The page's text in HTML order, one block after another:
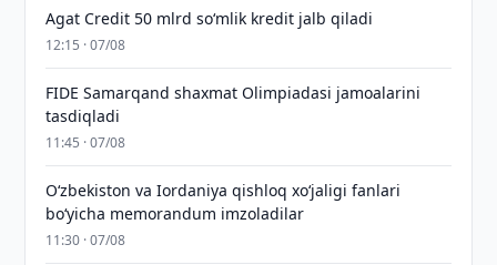
Agat Credit 50 mlrd so‘mlik kredit jalb qiladi
12:15 · 07/08
FIDE Samarqand shaxmat Olimpiadasi jamoalarini
tasdiqladi
11:45 · 07/08
Oʻzbekiston va Iordaniya qishloq xoʻjaligi fanlari
boʻyicha memorandum imzoladilar
11:30 · 07/08